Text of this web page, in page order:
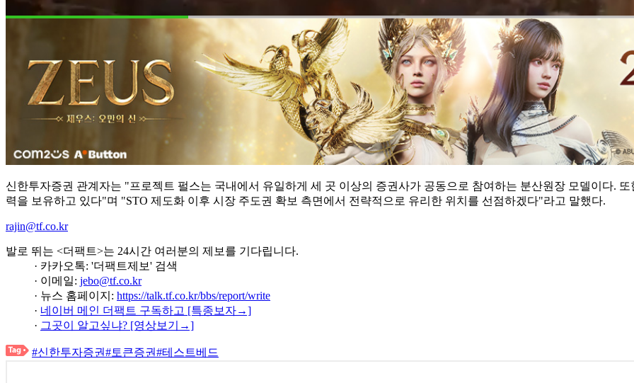
신한투자증권 관계자는 "프로젝트 펄스는 국내에서 유일하게 세 곳 이상의 증권사가 공동으로 참여하는 분산원장 모델이다.
력을 보유하고 있다"며 "STO 제도화 이후 시장 주도권 확보 측면에서 전략적으로 유리한 위치를 선점하겠다"라고 말했다.
rajin@tf.co.kr
발로 뛰는 <더팩트>는 24시간 여러분의 제보를 기다립니다.
· 카카오톡: '더팩트제보' 검색
· 이메일: jebo@tf.co.kr
· 뉴스 홈페이지: https://talk.tf.co.kr/bbs/report/write
· 네이버 메인 더팩트 구독하고 [특종보자→]
· 그곳이 알고싶냐? [영상보기→]
#신한투자증권#토큰증권#테스트베드